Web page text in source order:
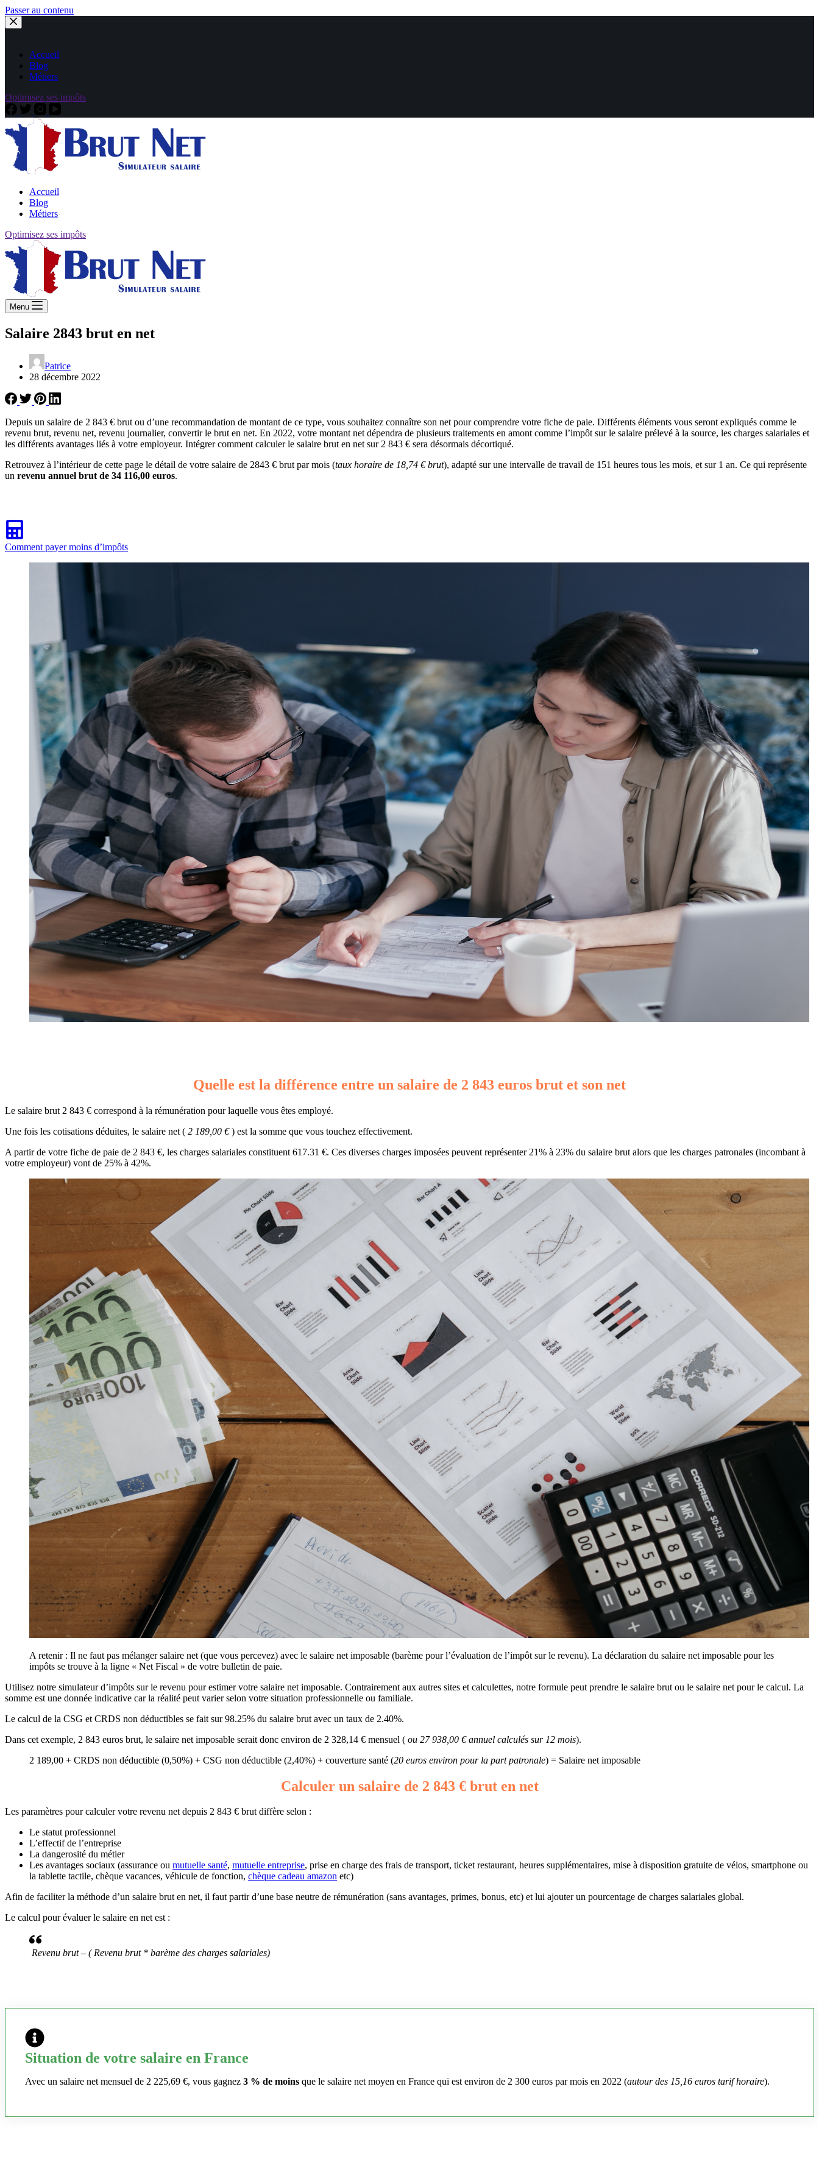
Passer au contenu
Accueil
Blog
Métiers
Optimisez ses impôts
Accueil
Blog
Métiers
Optimisez ses impôts
Menu
Salaire 2843 brut en net
Patrice
28 décembre 2022
Depuis un salaire de 2 843 € brut ou d’une recommandation de montant de ce type, vous souhaitez connaître son net pour comprendre votre fiche de paie. Différents éléments vous seront expliqués comme le
revenu brut, revenu net, revenu journalier, convertir le brut en net. En 2022, votre montant net dépendra de plusieurs traitements en amont comme l’impôt sur le salaire prélevé à la source, les charges salariales et
les différents avantages liés à votre employeur. Intégrer comment calculer le salaire brut en net sur 2 843 € sera désormais décortiqué.
Retrouvez à l’intérieur de cette page le détail de votre salaire de 2843 € brut par mois (taux horaire de 18,74 € brut), adapté sur une intervalle de travail de 151 heures tous les mois, et sur 1 an. Ce qui représente
un revenu annuel brut de 34 116,00 euros.
Comment payer moins d’impôts
Quelle est la différence entre un salaire de 2 843 euros brut et son net
Le salaire brut 2 843 € correspond à la rémunération pour laquelle vous êtes employé.
Une fois les cotisations déduites, le salaire net ( 2 189,00 €) est la somme que vous touchez effectivement.
A partir de votre fiche de paie de 2 843 €, les charges salariales constituent 617.31 €. Ces diverses charges imposées peuvent représenter 21% à 23% du salaire brut alors que les charges patronales (incombant à
votre employeur) vont de 25% à 42%.
A retenir : Il ne faut pas mélanger salaire net (que vous percevez) avec le salaire net imposable (barème pour l’évaluation de l’impôt sur le revenu). La déclaration du salaire net imposable pour les
impôts se trouve à la ligne « Net Fiscal » de votre bulletin de paie.
Utilisez notre simulateur d’impôts sur le revenu pour estimer votre salaire net imposable. Contrairement aux autres sites et calculettes, notre formule peut prendre le salaire brut ou le salaire net pour le calcul. La
somme est une donnée indicative car la réalité peut varier selon votre situation professionnelle ou familiale.
Le calcul de la CSG et CRDS non déductibles se fait sur 98.25% du salaire brut avec un taux de 2.40%.
Dans cet exemple, 2 843 euros brut, le salaire net imposable serait donc environ de 2 328,14 € mensuel ( ou 27 938,00 € annuel calculés sur 12 mois).
2 189,00 + CRDS non déductible (0,50%) + CSG non déductible (2,40%) + couverture santé (20 euros environ pour la part patronale) = Salaire net imposable
Calculer un salaire de 2 843 € brut en net
Les paramètres pour calculer votre revenu net depuis 2 843 € brut diffère selon :
Le statut professionnel
L’effectif de l’entreprise
La dangerosité du métier
Les avantages sociaux (assurance ou mutuelle santé, mutuelle entreprise, prise en charge des frais de transport, ticket restaurant, heures supplémentaires, mise à disposition gratuite de vélos, smartphone ou
la tablette tactile, chèque vacances, véhicule de fonction, chèque cadeau amazon etc)
Afin de faciliter la méthode d’un salaire brut en net, il faut partir d’une base neutre de rémunération (sans avantages, primes, bonus, etc) et lui ajouter un pourcentage de charges salariales global.
Le calcul pour évaluer le salaire en net est :
Revenu brut – ( Revenu brut * barème des charges salariales)
Situation de votre salaire en France
Avec un salaire net mensuel de 2 225,69 €, vous gagnez 3 % de moins que le salaire net moyen en France qui est environ de 2 300 euros par mois en 2022 (autour des 15,16 euros tarif horaire).